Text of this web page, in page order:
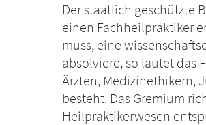
Der staatlich geschützte
einen Fachheilpraktiker
muss, eine
absolviere, so lautet das
Ärzten, Medizinethikern,
besteht. Das Gremium
Heilpraktikerwesen